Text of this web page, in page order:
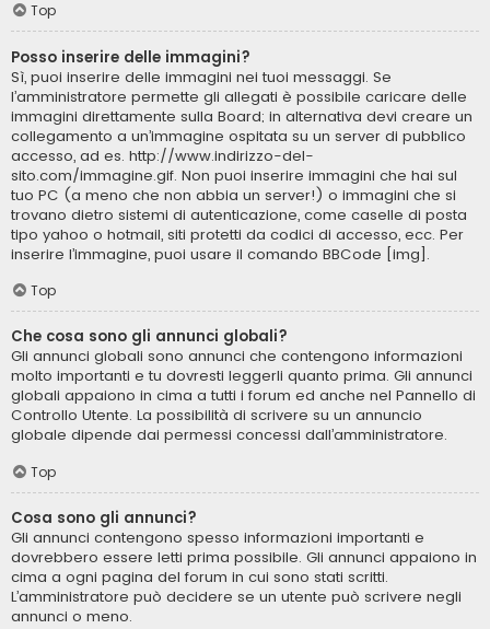
Top
Posso inserire delle immagini?
Sì, puoi inserire delle immagini nei tuoi messaggi. Se
l’amministratore permette gli allegati è possibile caricare delle
immagini direttamente sulla Board; in alternativa devi creare un
collegamento a un’immagine ospitata su un server di pubblico
accesso, ad es. http://www.indirizzo-del-
sito.com/immagine.gif. Non puoi inserire immagini che hai sul
tuo PC (a meno che non abbia un server!) o immagini che si
trovano dietro sistemi di autenticazione, come caselle di posta
tipo yahoo o hotmail, siti protetti da codici di accesso, ecc. Per
inserire l’immagine, puoi usare il comando BBCode [img].
Top
Che cosa sono gli annunci globali?
Gli annunci globali sono annunci che contengono informazioni
molto importanti e tu dovresti leggerli quanto prima. Gli annunci
globali appaiono in cima a tutti i forum ed anche nel Pannello di
Controllo Utente. La possibilità di scrivere su un annuncio
globale dipende dai permessi concessi dall’amministratore.
Top
Cosa sono gli annunci?
Gli annunci contengono spesso informazioni importanti e
dovrebbero essere letti prima possibile. Gli annunci appaiono in
cima a ogni pagina del forum in cui sono stati scritti.
L’amministratore può decidere se un utente può scrivere negli
annunci o meno.